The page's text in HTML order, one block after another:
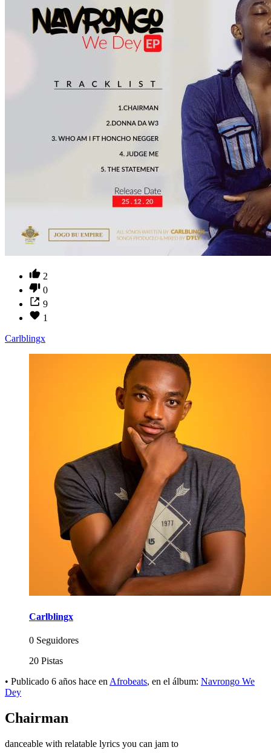
2
0
9
1
Carlblingx
Carlblingx
0 Seguidores
20 Pistas
• Publicado 6 años hace en Afrobeats, en el álbum: Navrongo We
Dey
Chairman
danceable with relatable lyrics you can jam to